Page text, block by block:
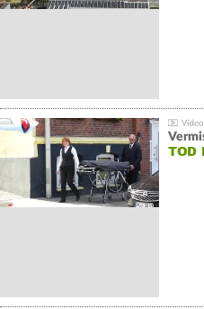
TOD